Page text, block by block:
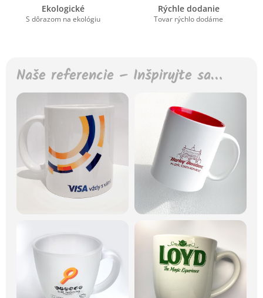
Ekologické
S dôrazom na ekológiu
Rýchle dodanie
Tovar rýchlo dodáme
Naše referencie – Inšpirujte sa…